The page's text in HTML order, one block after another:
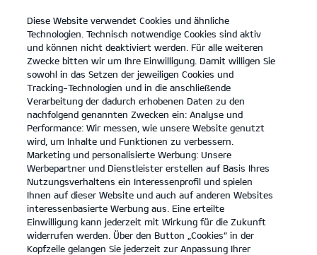
open
menu
KONTAKT
Der Kia EV9
Konfigurator
... ... DER KIA EV9
Der vollelektrische Kia
EV9.
Entdecke eine Welt voller
Möglichkeiten.
Diese Website verwendet Cookies und ähnliche
Technologien. Technisch notwendige Cookies sind aktiv
und können nicht deaktiviert werden. Für alle weiteren
Zwecke bitten wir um Ihre Einwilligung. Damit willigen Sie
sowohl in das Setzen der jeweiligen Cookies und
Tracking-Technologien und in die anschließende
Verarbeitung der dadurch erhobenen Daten zu den
nachfolgend genannten Zwecken ein: Analyse und
Performance: Wir messen, wie unsere Website genutzt
wird, um Inhalte und Funktionen zu verbessern.
Marketing und personalisierte Werbung: Unsere
Werbepartner und Dienstleister erstellen auf Basis Ihres
Nutzungsverhaltens ein Interessenprofil und spielen
Ihnen auf dieser Website und auch auf anderen Websites
interessenbasierte Werbung aus. Eine erteilte
Einwilligung kann jederzeit mit Wirkung für die Zukunft
widerrufen werden. Über den Button „Cookies“ in der
Kopfzeile gelangen Sie jederzeit zur Anpassung Ihrer